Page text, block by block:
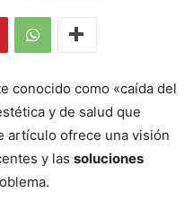
conocido como «caída del
y de salud que
artículo ofrece una visión
y las soluciones